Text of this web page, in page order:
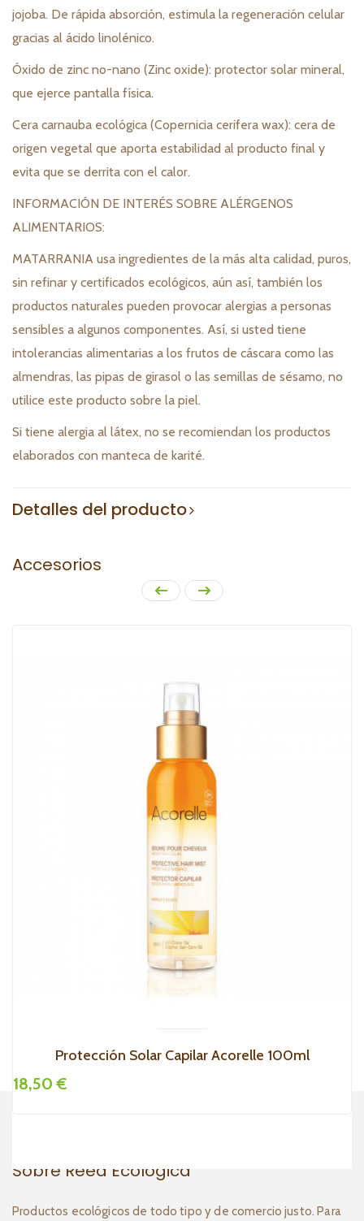
jojoba. De rápida absorción, estimula la regeneración celular
gracias al ácido linolénico.
Óxido de zinc no-nano (Zinc oxide): protector solar mineral,
que ejerce pantalla física.
Cera carnauba ecológica (Copernicia cerifera wax): cera de
origen vegetal que aporta estabilidad al producto final y
evita que se derrita con el calor.
INFORMACIÓN DE INTERÉS SOBRE ALÉRGENOS
ALIMENTARIOS:
MATARRANIA usa ingredientes de la más alta calidad, puros,
sin refinar y certificados ecológicos, aún así, también los
productos naturales pueden provocar alergias a personas
sensibles a algunos componentes. Así, si usted tiene
intolerancias alimentarias a los frutos de cáscara como las
almendras, las pipas de girasol o las semillas de sésamo, no
utilice este producto sobre la piel.
Si tiene alergia al látex, no se recomiendan los productos
elaborados con manteca de karité.
Detalles del producto
Accesorios
Protección Solar Capilar Acorelle 100ml
18,50 €
Sobre Reed Ecológica
Productos ecológicos de todo tipo y de comercio justo. Para